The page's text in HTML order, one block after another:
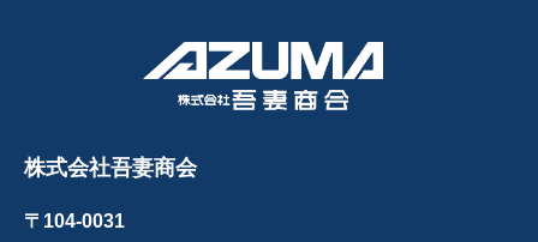
株式会社吾妻商会
〒104-0031